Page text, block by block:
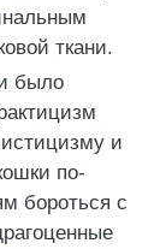
ткани.
было
и
по-
бороться с